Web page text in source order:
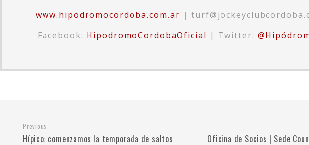
www.hipodromocordoba.com.ar |
Facebook: HipodromoCordobaOficial | Twitter:
Previous
Hípico: comenzamos la temporada de saltos
Oficina de Socios | Sede